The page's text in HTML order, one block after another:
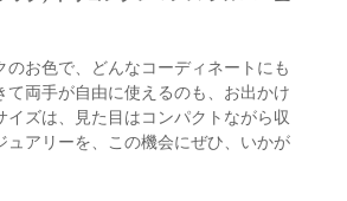
お色で、どんなコーディネートにも
両手が自由に使えるのも、お出かけ
ズは、見た目はコンパクトながら収
アリーを、この機会にぜひ、いかが